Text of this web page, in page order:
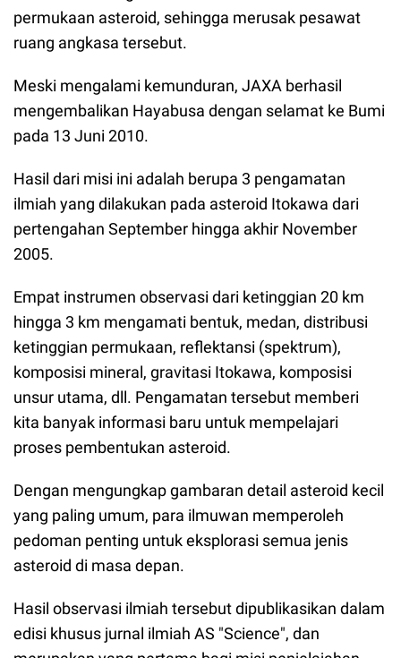
permukaan asteroid, sehingga merusak pesawat
ruang angkasa tersebut.
Meski mengalami kemunduran, JAXA berhasil
mengembalikan Hayabusa dengan selamat ke Bumi
pada 13 Juni 2010.
Hasil dari misi ini adalah berupa 3 pengamatan
ilmiah yang dilakukan pada asteroid Itokawa dari
pertengahan September hingga akhir November
2005.
Empat instrumen observasi dari ketinggian 20 km
hingga 3 km mengamati bentuk, medan, distribusi
ketinggian permukaan, reflektansi (spektrum),
komposisi mineral, gravitasi Itokawa, komposisi
unsur utama, dll. Pengamatan tersebut memberi
kita banyak informasi baru untuk mempelajari
proses pembentukan asteroid.
Dengan mengungkap gambaran detail asteroid kecil
yang paling umum, para ilmuwan memperoleh
pedoman penting untuk eksplorasi semua jenis
asteroid di masa depan.
Hasil observasi ilmiah tersebut dipublikasikan dalam
edisi khusus jurnal ilmiah AS "Science", dan